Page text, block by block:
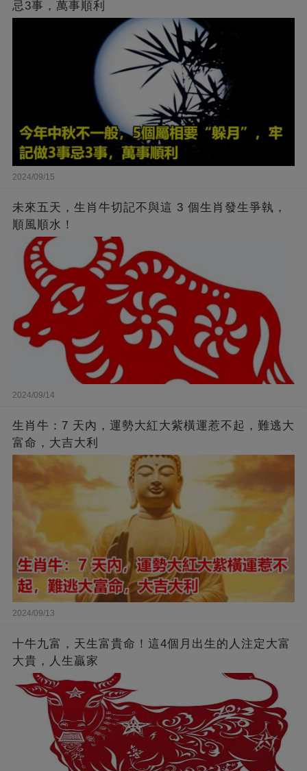
忌3事，萬事順利
2024/09/15
未來五天，生肖牛切記不與這 3 個生肖發生爭執，
順風順水！
2024/09/14
生肖牛：7 天內，運勢大紅大紫橫運惹不起，難逃大
富命，大吉大利
2024/09/13
十牛九富，天生富貴命！這4個月出生的人注定大富
大貴，人生贏家